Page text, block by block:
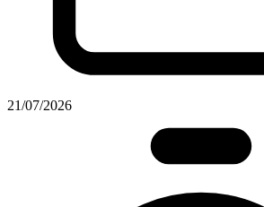
21/07/2026